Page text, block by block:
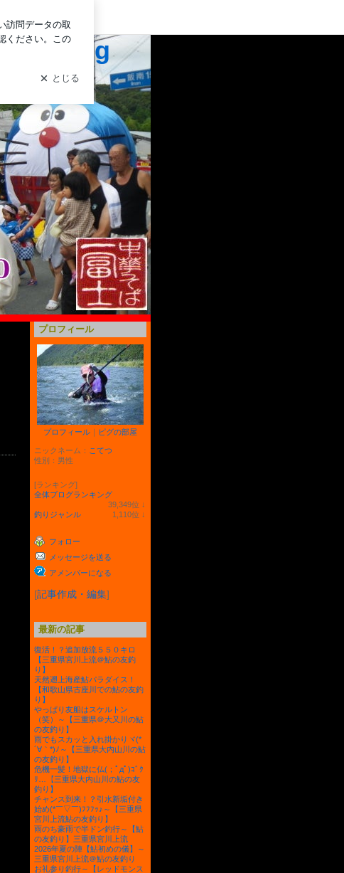
んBlog
々）
プロフィール
プロフィール ｜ ピグの部屋
ニックネーム： こてつ
性別： 男性
[ランキング]
全体ブログランキング
39,349位 ↓
釣りジャンル 1,110位 ↓
フォロー
メッセージを送る
アメンバーになる
[記事作成・編集]
最新の記事
復活！？追加放流５５０キロ
【三重県宮川上流＠鮎の友釣
り】
天然遡上海産鮎パラダイス！
【和歌山県古座川での鮎の友釣
り】
やっぱり友船はスケルトン
（笑）～【三重県＠大又川の鮎
の友釣り】
雨でもスカッと入れ掛かりヾ(*
´∀｀*)ﾉ～【三重県大内山川の鮎
の友釣り】
危機一髪！地獄に仏(；ﾟдﾟ)ｺﾞｸ
ﾘ…【三重県大内山川の鮎の友
釣り】
チャンス到来！？引水新垢付き
始め(*￣▽￣)ﾌﾌﾌｯ♪～【三重県
宮川上流鮎の友釣り】
雨のち豪雨で半ドン釣行～【鮎
の友釣り】三重県宮川上流
2026年夏の陣【鮎初めの儀】～
三重県宮川上流＠鮎の友釣り
お礼参り釣行～【レッドモンス